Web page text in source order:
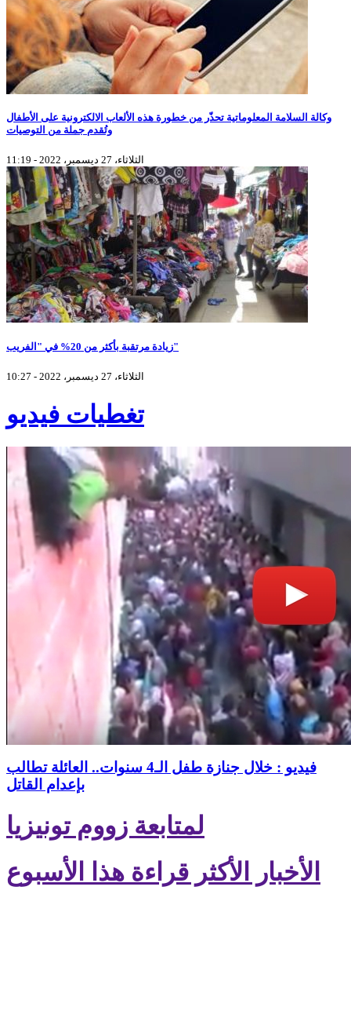
وكالة السلامة المعلوماتية تحذّر من خطورة هذه الألعاب الالكترونية على الأطفال
وتُقدم جملة من التوصيات
الثلاثاء، 27 ديسمبر، 2022 - 11:19
زيادة مرتقبة بأكثر من 20% في "الفريب"
الثلاثاء، 27 ديسمبر، 2022 - 10:27
تغطيات فيديو
فيديو : خلال جنازة طفل الـ4 سنوات.. العائلة تطالب
بإعدام القاتل
لمتابعة زووم تونيزيا
الأخبار الأكثر قراءة هذا الأسبوع